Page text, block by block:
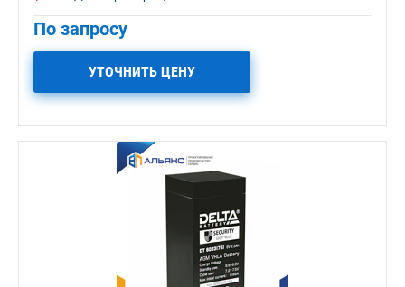
По запросу
УТОЧНИТЬ ЦЕНУ